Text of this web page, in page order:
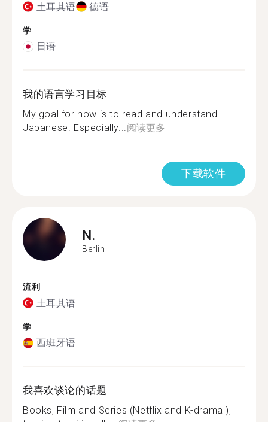
土耳其语 德语
学
日语
我的语言学习目标
My goal for now is to read and understand
Japanese. Especially...阅读更多
下载软件
N.
Berlin
流利
土耳其语
学
西班牙语
我喜欢谈论的话题
Books, Film and Series (Netflix and K-drama ),